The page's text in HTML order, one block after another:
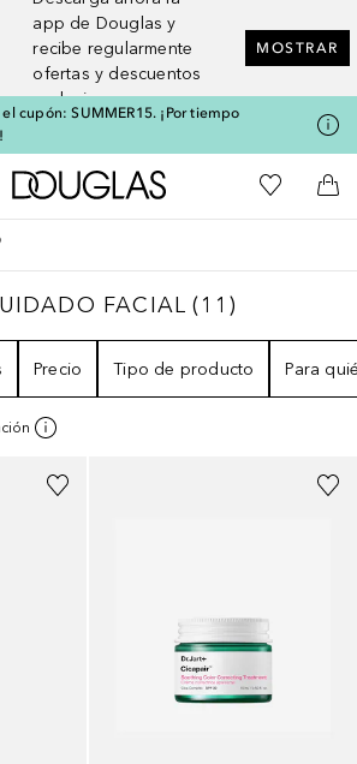
app de Douglas y
recibe regularmente
ofertas y descuentos
exclusivos
MOSTRAR
cupón: SUMMER15. ¡Por tiempo
A Douglas HomeMi lista de
A
FACIAL 11
FACIAL (11 )
Precio Tipo de producto Para